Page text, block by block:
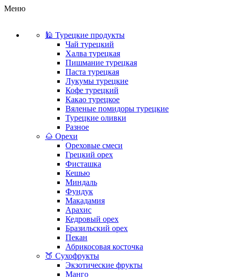
Меню
🕌 Турецкие продукты
Чай турецкий
Халва турецкая
Пишмание турецкая
Паста турецкая
Лукумы турецкие
Кофе турецкий
Какао турецкое
Вяленые помидоры турецкие
Турецкие оливки
Разное
🌰 Орехи
Ореховые смеси
Грецкий орех
Фисташка
Кешью
Миндаль
Фундук
Макадамия
Арахис
Кедровый орех
Бразильский орех
Пекан
Абрикосовая косточка
🍑 Сухофрукты
Экзотические фрукты
Манго